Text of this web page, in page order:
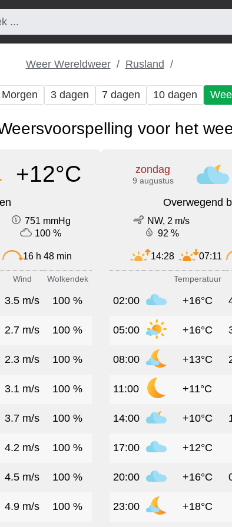
Weer Wereldweer Rusland
Morgen 3 dagen 7 dagen 10 dagen
voor het
+12°C
751 mmHg
100 %
16 h 48 min
Wind Wolkendek
3.5 m/s 100 %
2.7 m/s 100 %
2.3 m/s 100 %
3.1 m/s 100 %
3.7 m/s 100 %
4.2 m/s 100 %
4.5 m/s 100 %
4.9 m/s 100 %
zondag
9 augustus
Overwegend
NW, 2 m/s
92 %
14:28 07:11
Temperatuur
02:00 +16°C
05:00 +16°C
08:00 +13°C
11:00 +11°C
14:00 +10°C
17:00 +12°C
20:00 +16°C
23:00 +18°C